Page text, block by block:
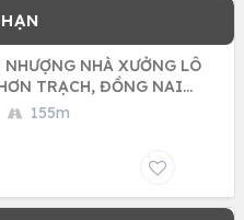
NHÀ XƯỞNG LÔ
TRẠCH, ĐỒNG NAI
155m